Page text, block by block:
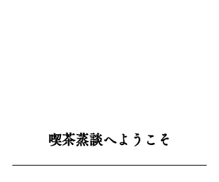
喫茶蒸談へようこそ